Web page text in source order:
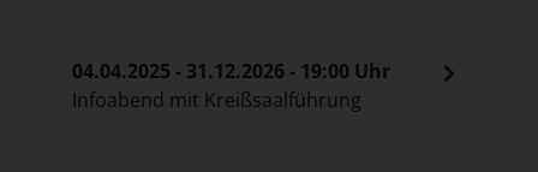
04.04.2025 - 31.12.2026 - 19:00 Uhr
Infoabend mit Kreißsaalführung